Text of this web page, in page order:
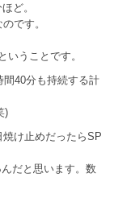
ど。
です。
いうことです。
40分も持続する計
)
け止めだったらSP
んだと思います。数